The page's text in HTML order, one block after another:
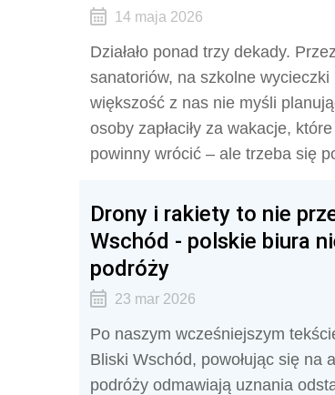
14 maja 2026
Działało ponad trzy dekady.
sanatoriów, na szkolne
większość z nas nie myśli
osoby zapłaciły za wakacje,
powinny wrócić – ale trzeba się
Drony i rakiety to nie
Wschód - polskie biura
podróży
23 mar 2026
Po naszym wcześniejszym
Bliski Wschód, powołując się na
podróży odmawiają uznania